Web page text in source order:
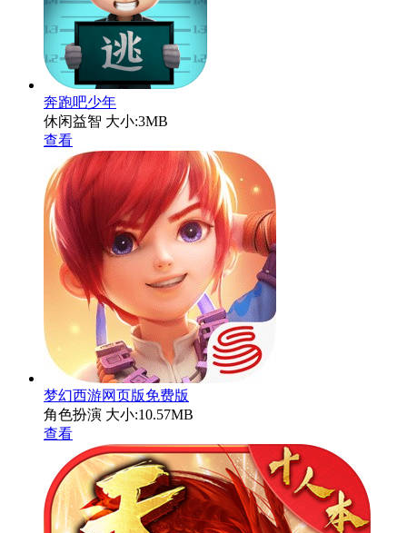
奔跑吧少年
休闲益智 大小:3MB
查看
梦幻西游网页版免费版
角色扮演 大小:10.57MB
查看